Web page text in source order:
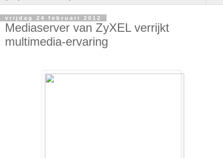
vrijdag 24 februari 2012
Mediaserver van ZyXEL verrijkt
multimedia-ervaring